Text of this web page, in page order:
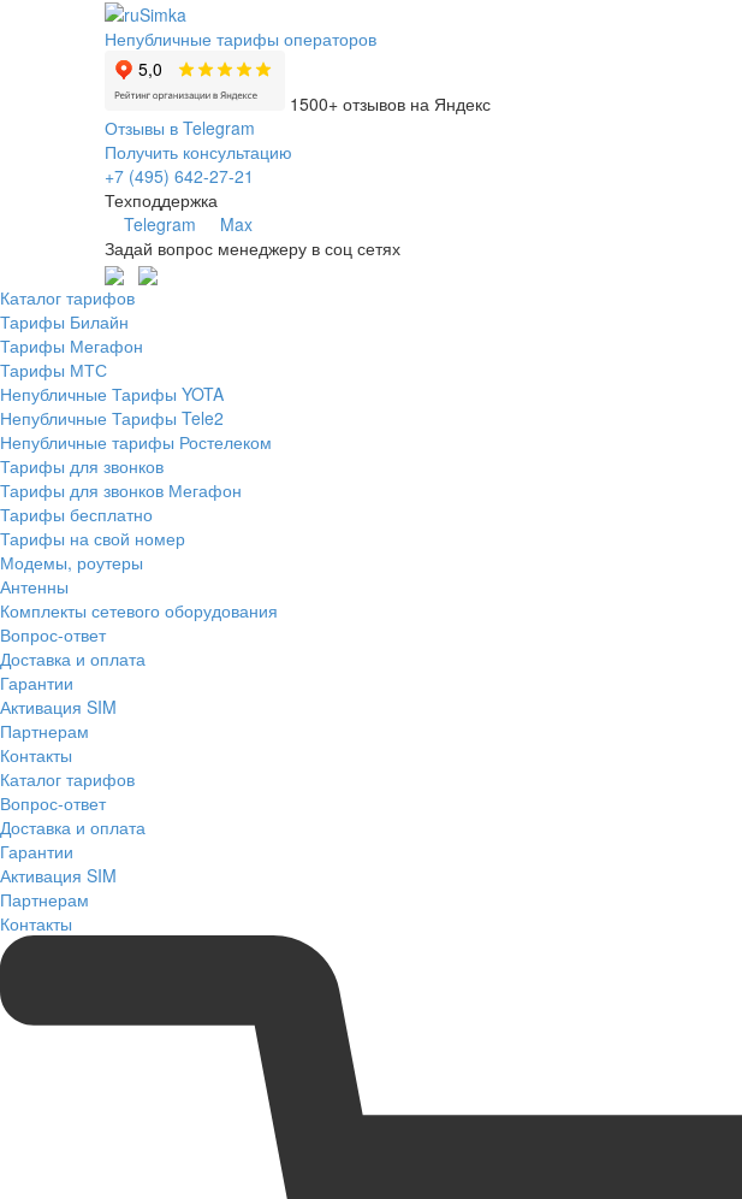
Непубличные тарифы операторов
1500+ отзывов на Яндекс
Отзывы в Telegram
Получить консультацию
+7 (495) 642-27-21
Техподдержка
Telegram
Max
Задай вопрос менеджеру в соц сетях
Каталог тарифов
Тарифы Билайн
Тарифы Мегафон
Тарифы МТС
Непубличные Тарифы YOTA
Непубличные Тарифы Tele2
Непубличные тарифы Ростелеком
Тарифы для звонков
Тарифы для звонков Мегафон
Тарифы бесплатно
Тарифы на свой номер
Модемы, роутеры
Антенны
Комплекты сетевого оборудования
Вопрос-ответ
Доставка и оплата
Гарантии
Активация SIM
Партнерам
Контакты
Каталог тарифов
Вопрос-ответ
Доставка и оплата
Гарантии
Активация SIM
Партнерам
Контакты